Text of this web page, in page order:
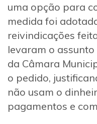
uma opção para
medida foi
reivindicações
levaram o
da Câmara
o pedido,
não usam o
pagamentos e